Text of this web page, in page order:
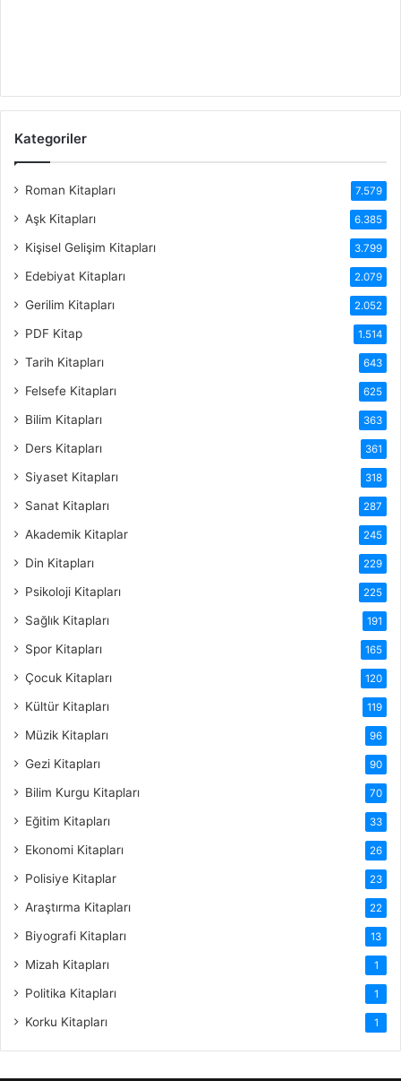
Kategoriler
Roman Kitapları 7.579
Aşk Kitapları 6.385
Kişisel Gelişim Kitapları 3.799
Edebiyat Kitapları 2.079
Gerilim Kitapları 2.052
PDF Kitap 1.514
Tarih Kitapları 643
Felsefe Kitapları 625
Bilim Kitapları 363
Ders Kitapları 361
Siyaset Kitapları 318
Sanat Kitapları 287
Akademik Kitaplar 245
Din Kitapları 229
Psikoloji Kitapları 225
Sağlık Kitapları 191
Spor Kitapları 165
Çocuk Kitapları 120
Kültür Kitapları 119
Müzik Kitapları 96
Gezi Kitapları 90
Bilim Kurgu Kitapları 70
Eğitim Kitapları 33
Ekonomi Kitapları 26
Polisiye Kitaplar 23
Araştırma Kitapları 22
Biyografi Kitapları 13
Mizah Kitapları 1
Politika Kitapları 1
Korku Kitapları 1